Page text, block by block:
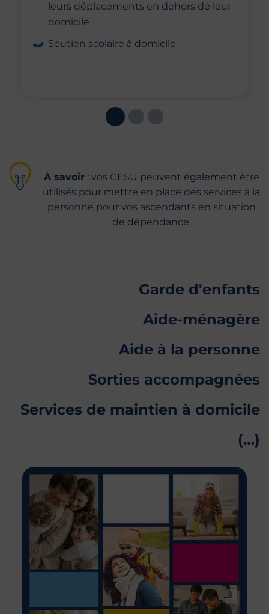
leurs déplacements en dehors de leur
domicile
Soutien scolaire à domicile
À savoir: vos CESU peuvent également être
utilisés pour mettre en place des services à la
personne pour vos ascendants en situation
de dépendance.
Garde d'enfants
Aide-ménagère
Aide à la personne
Sorties accompagnées
Services de maintien à domicile
(…)